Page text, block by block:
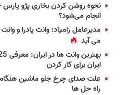
نحوه روشن کردن بخاری پژو
انجام می‌شود؟
مدیرعامل زامیاد: وانت پادرا و
می آید
ایران برای کار کردن
علت صدای چرخ جلو ماشین
راه حل ها